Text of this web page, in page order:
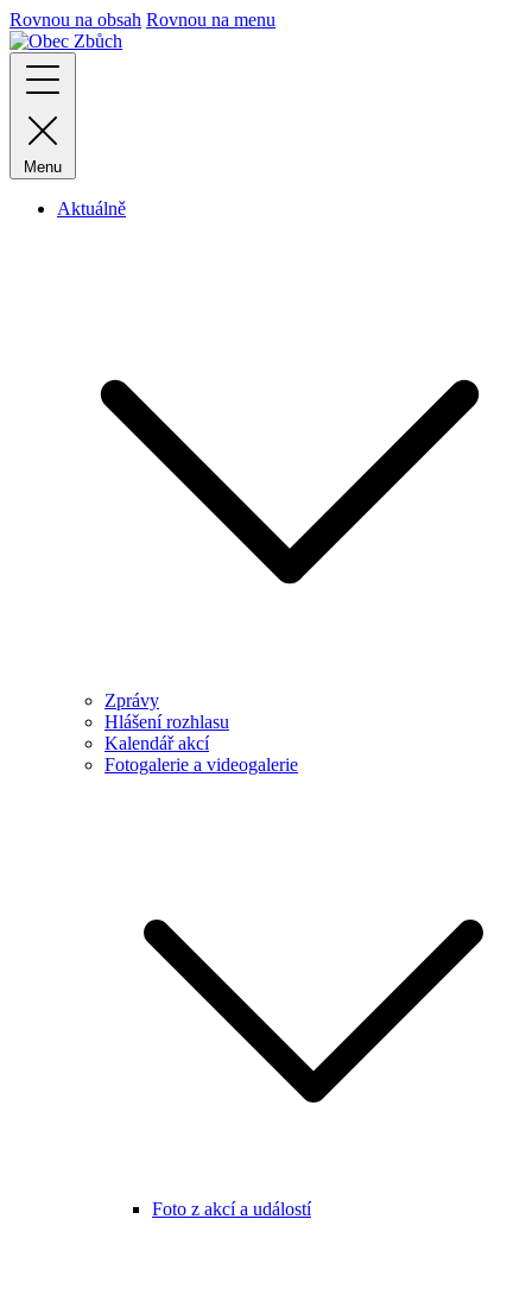
Rovnou na obsah Rovnou na menu
Menu
Aktuálně
Zprávy
Hlášení rozhlasu
Kalendář akcí
Fotogalerie a videogalerie
Foto z akcí a událostí